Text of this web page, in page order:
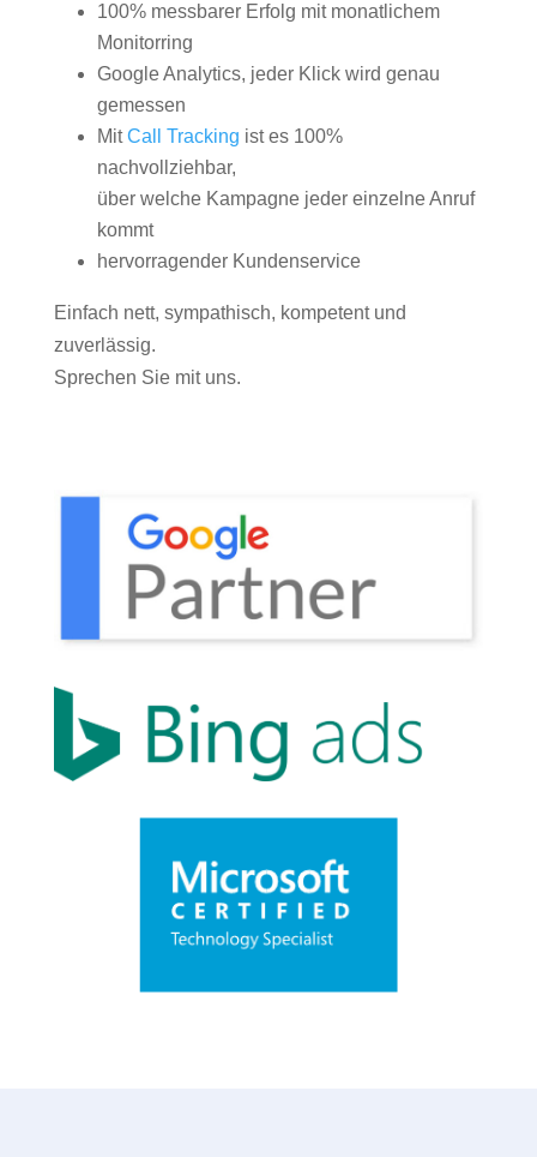
100% messbarer Erfolg mit monatlichem
Monitorring
Google Analytics, jeder Klick wird genau
gemessen
MitCall Tracking ist es 100%
nachvollziehbar,
über welche Kampagne jeder einzelne Anruf
kommt
hervorragender Kundenservice
Einfach nett, sympathisch, kompetent und
zuverlässig.
Sprechen Sie mit uns.